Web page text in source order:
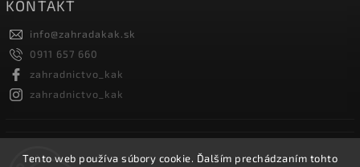
Tento web používa súbory cookie. Ďalším prechádzaním tohto
KONTAKT
info@zahradakak.sk
0911 657 660
zahradnictvo_kak
zahradnictvo_kak
FACEBOOK